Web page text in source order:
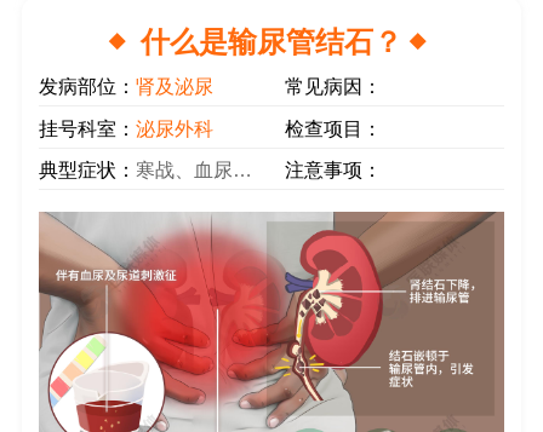
什么是输尿管结石？
发病部位：肾及泌尿 常见病因：
挂号科室：泌尿外科 检查项目：
典型症状： 寒战、血尿、腹胀、尿急、血压下降 注意事项：